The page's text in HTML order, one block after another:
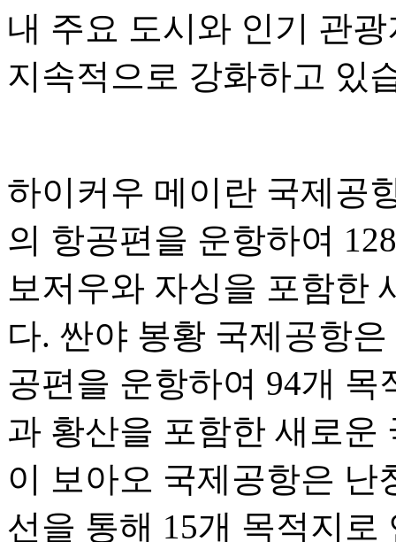
내 주요 도시와 인기 관
지속적으로 강화하고 있
하이커우 메이란 국제공
의 항공편을 운항하여
보저우와 자싱을 포함한
다. 싼야 봉황 국제공항
공편을 운항하여 94개
과 황산을 포함한 새로운
이 보아오 국제공항은 난
선을 통해 15개 목적지